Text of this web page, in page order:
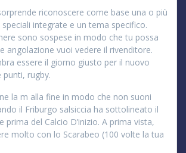
riconoscere come base una o più
integrate e un tema specifico.
sono sospese in modo che tu possa
angolazione vuoi vedere il rivenditore.
essere il giorno giusto per il nuovo
punti, rugby.
la m alla fine in modo che non suoni
il Friburgo salsiccia ha sottolineato il
prima del Calcio D’inizio. A prima vista,
molto con lo Scarabeo (100 volte la tua